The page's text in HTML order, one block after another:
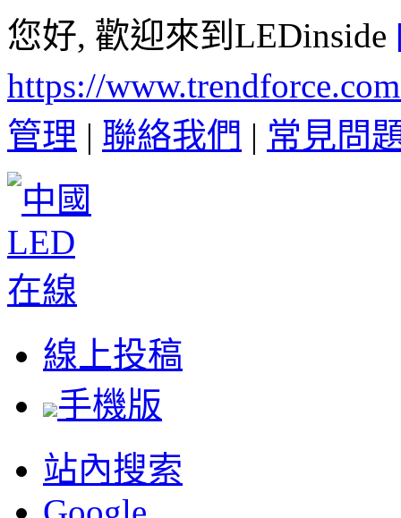
您好, 歡迎來到LEDinside
https://
管理 | 聯絡我們 | 常見問
線上投稿
手機版
站內搜索